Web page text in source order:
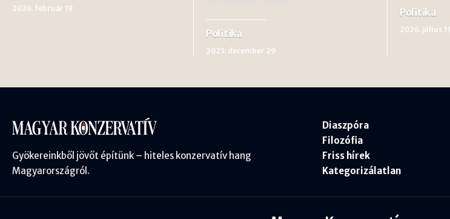
2026. február 19
Politika
2025. december 29
Politika
2026. július 31
Gyökereinkből jövőt építünk – hiteles konzervatív hang
Magyarországról.
Diaszpóra
Filozófia
Friss hírek
Kategorizálatlan